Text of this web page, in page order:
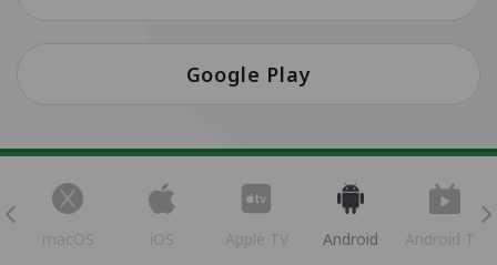
Google Play
macOS iOS Apple TV Android Android TV